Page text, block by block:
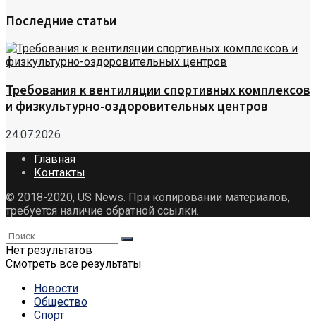
Последние статьи
Требования к вентиляции спортивных комплексов
и физкультурно-оздоровительных центров
24.07.2026
Главная
Контакты
© 2018-2020, US News. При копировании материалов,
требуется наличие обратной ссылки.
Нет результатов
Смотреть все результаты
Новости
Общество
Спорт